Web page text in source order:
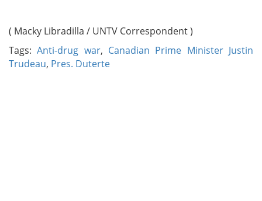
( Macky Libradilla / UNTV Correspondent )
Tags:Anti-drug war, Canadian Prime Minister Justin
Trudeau, Pres. Duterte